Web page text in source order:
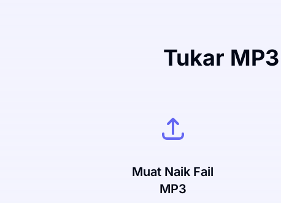
Tukar
Muat Naik Fail
MP3